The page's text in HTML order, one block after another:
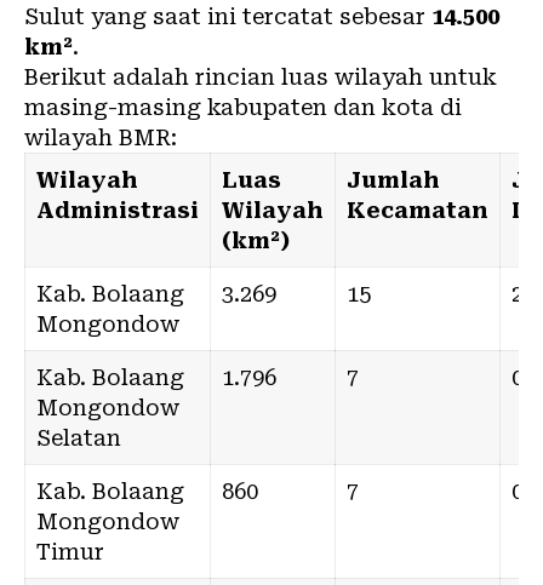
Sulut yang saat ini tercatat sebesar 14.500
km².
Berikut adalah rincian luas wilayah untuk
masing-masing kabupaten dan kota di
wilayah BMR:
Wilayah
Administrasi
Luas
Wilayah
(km²)
Jumlah
Kecamatan
Kab. Bolaang
Mongondow
3.269 15 2
Kab. Bolaang
Mongondow
Selatan
1.796 7 0
Kab. Bolaang
Mongondow
Timur
860 7 0